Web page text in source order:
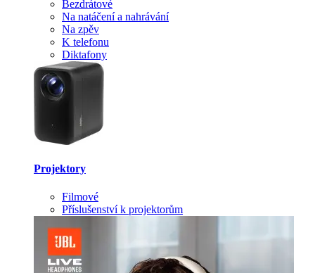
Bezdrátové
Na natáčení a nahrávání
Na zpěv
K telefonu
Diktafony
Projektory
Filmové
Příslušenství k projektorům